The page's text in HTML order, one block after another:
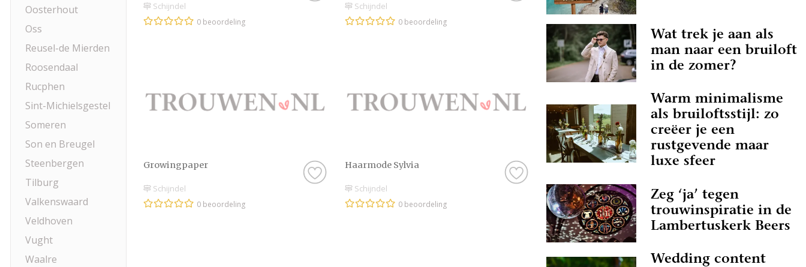
Oosterhout
Oss
Reusel-de Mierden
Roosendaal
Rucphen
Sint-Michielsgestel
Someren
Son en Breugel
Steenbergen
Tilburg
Valkenswaard
Veldhoven
Vught
Waalre
Schijndel
0 beoordeling
Schijndel
0 beoordeling
Growingpaper
Schijndel
0 beoordeling
Haarmode Sylvia
Schijndel
0 beoordeling
Wat trek je aan als
man naar een bruiloft
in de zomer?
Warm minimalisme
als bruiloftsstijl: zo
creëer je een
rustgevende maar
luxe sfeer
Zeg ‘ja’ tegen
trouwinspiratie in de
Lambertuskerk Beers
Wedding content